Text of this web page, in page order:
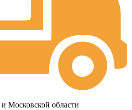
Московской области